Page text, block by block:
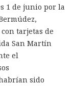
1 de junio por la
tarjetas de
San Martín
el
sido